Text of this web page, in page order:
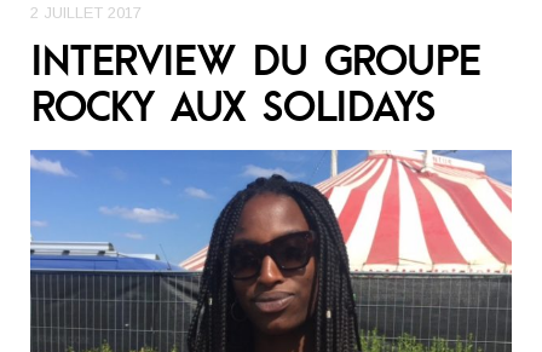
2 JUILLET 2017
INTERVIEW DU GROUPE
ROCKY AUX SOLIDAYS